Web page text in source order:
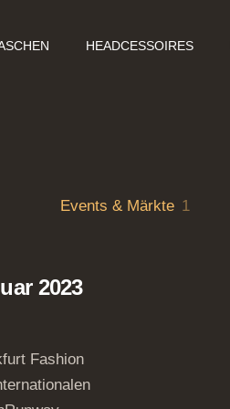
HEADCESSOIRES
Events & Märkte 1
2023
Fashion